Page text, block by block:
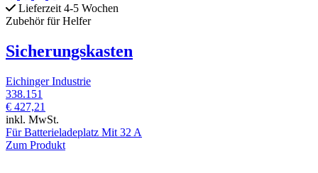
Lieferzeit 4-5 Wochen
Zubehör für Helfer
Sicherungskasten
Eichinger Industrie
338.151
€ 427,21
inkl. MwSt.
Für Batterieladeplatz Mit 32 A
Zum Produkt